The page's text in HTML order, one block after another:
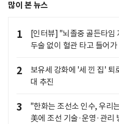
많이 본 뉴스
1
[인터뷰] "뇌졸중 골든타
두술 없이 혈관 타고 들어
2
보유세 강화에 '세 낀 집'
대 추진
3
"한화는 조선소 인수, 우
美에 조선 기술·운영·관리